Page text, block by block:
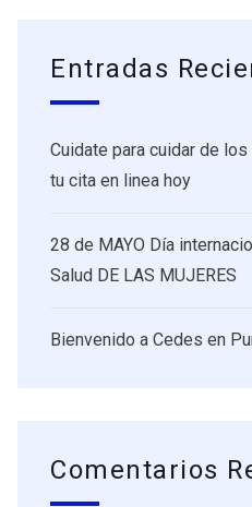
Entradas
Cuidate para cuidar de
tu cita en linea hoy
28 de MAYO Día
Salud DE LAS MUJERES
Bienvenido a Cedes en
Comentarios